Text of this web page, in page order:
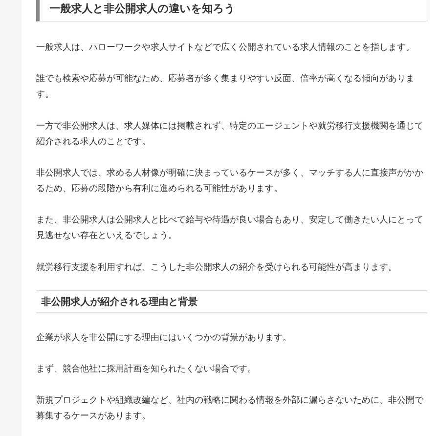
一般求人と非公開求人の違いを知ろう
一般求人は、ハローワークや求人サイトなどで広く公開されている求人情報のことを指します。
誰でも検索や応募が可能なため、応募者が多く集まりやすい反面、倍率が高くなる傾向がありま
す。
一方で非公開求人は、求人媒体には掲載されず、特定のエージェントや就労移行支援機関を通じて
紹介される求人のことです。
非公開求人では、求める人材像が明確に決まっているケースが多く、マッチする人に直接声がかか
るため、応募の段階から有利に進められる可能性があります。
また、非公開求人は公開求人と比べて給与や待遇が良い場合もあり、安定して働きたい人にとって
見逃せない存在といえるでしょう。
就労移行支援を利用すれば、こうした非公開求人の紹介を受けられる可能性が高まります。
非公開求人が紹介される理由と背景
企業が求人を非公開にする理由にはいくつかの背景があります。
まず、競合他社に採用計画を知られたくない場合です。
新規プロジェクトや組織改編など、社内の戦略に関わる情報を外部に漏らさないために、非公開で
募集するケースがあります。